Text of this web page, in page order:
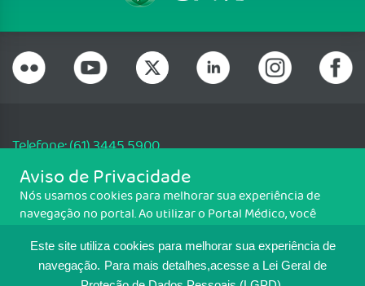
Este site utiliza cookies para melhorar sua experiência de
navegação. Para mais detalhes,acesse a Lei Geral de
Telefone: (61) 3445 5900
Email: cfm@portalmedico.org.br
SGAS 616, Conjunto D, Lote 115, L2 Sul, Brasília/DF - CEP: 70200-760 -
CNPJ: 33.583.550/0001-30
MAPA DO SITE
Aviso de Privacidade
Nós usamos cookies para melhorar sua experiência de
navegação no portal. Ao utilizar o Portal Médico, você
Para ter mais informações sobre como isso é feito, acesse
Política de cookies. Se você concorda, clique em ACEITO.